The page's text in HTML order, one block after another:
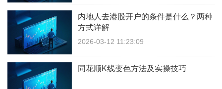
内地人去港股开户的条件是什么？两种
方式详解
2026-03-12 11:23:09
同花顺K线变色方法及实操技巧